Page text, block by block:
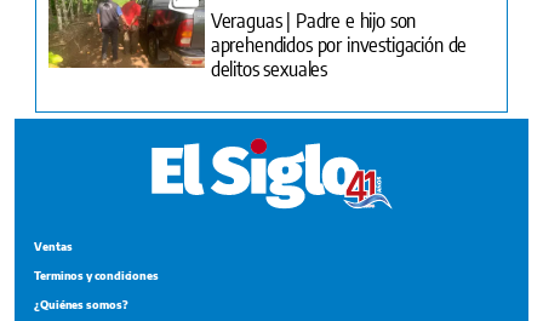
Veraguas | Padre e hijo son
aprehendidos por investigación de
delitos sexuales
Ventas
Terminos y condiciones
¿Quiénes somos?